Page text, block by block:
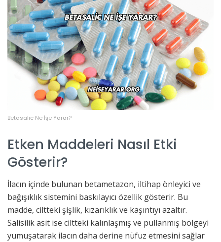
Betasalic Ne İşe Yarar?
Etken Maddeleri Nasıl Etki
Gösterir?
İlacın içinde bulunan betametazon, iltihap önleyici ve
bağışıklık sistemini baskılayıcı özellik gösterir. Bu
madde, ciltteki şişlik, kızarıklık ve kaşıntıyı azaltır.
Salisilik asit ise ciltteki kalınlaşmış ve pullanmış bölgeyi
yumuşatarak ilacın daha derine nüfuz etmesini sağlar